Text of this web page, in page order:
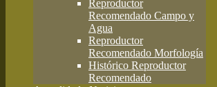
Reproductor
Recomendado Campo y
Agua
Reproductor
Recomendado Morfología
Histórico Reproductor
Recomendado